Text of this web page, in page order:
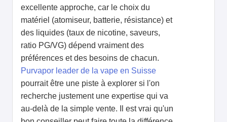
excellente approche, car le choix du
matériel (atomiseur, batterie, résistance) et
des liquides (taux de nicotine, saveurs,
ratio PG/VG) dépend vraiment des
préférences et des besoins de chacun.
Purvapor leader de la vape en Suisse
pourrait être une piste à explorer si l'on
recherche justement une expertise qui va
au-delà de la simple vente. Il est vrai qu'un